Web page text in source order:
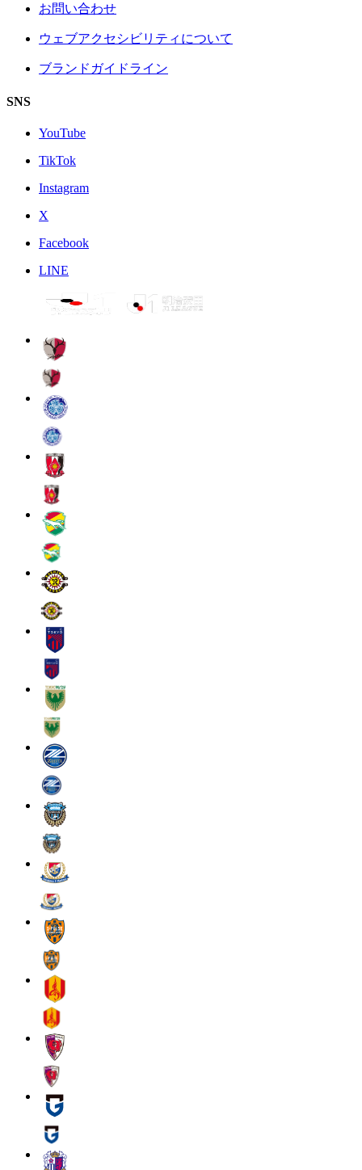
お問い合わせ
ウェブアクセシビリティについて
ブランドガイドライン
SNS
YouTube
TikTok
Instagram
X
Facebook
LINE